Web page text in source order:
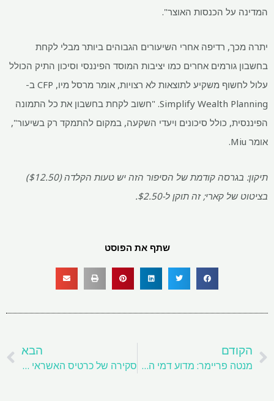
המדינה על הכנסות האוצר".
יתרה מכך, רדיפה אחרי השיעורים הגבוהים ביותר מבלי לקחת
בחשבון גורמים אחרים כמו יציבות המוסד הפיננסי וסיכון התיק הכולל
עלול לחשוף משקיע לתוצאות לא רצויות, אומר מרסל מיו, CFP ב-
Simplify Wealth Planning. "חשוב לקחת בחשבון את כל התמונה
הפיננסית, כולל סיכונים ויעדי השקעה, במקום להתמקד רק בשיעור",
אומר Miu.
תיקון: בגרסה קודמת של הסיפור הזה יש טעות הקלדה ($12.50)
בציטוט של קארי; זה תוקן ל-$2.50.
שתף את הפוסט
קודם
הקודם
מנטה פריימר: מדוע דמי השכירות יסתחררו שוב השנה
הבא
סקירה של כרטיס האשראי פריים ויזה